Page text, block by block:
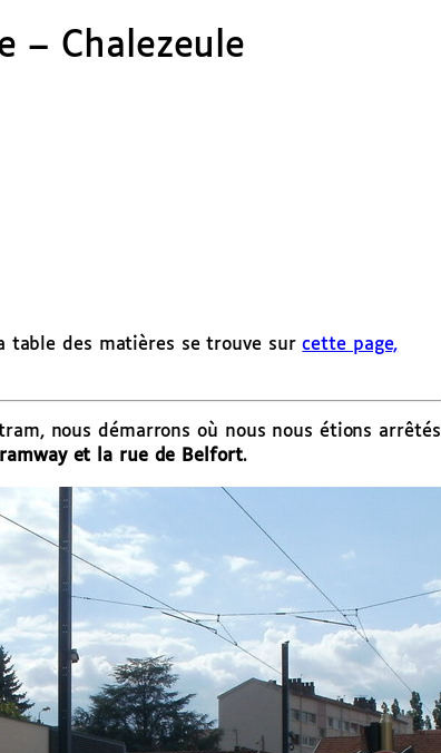
– Chalezeule
table des matières se trouve surcette page,
nous démarrons où nous nous étions arrêtés
et la rue de Belfort.